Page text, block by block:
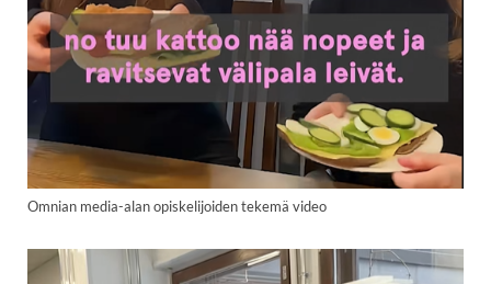
Omnian media-alan opiskelijoiden tekemä video